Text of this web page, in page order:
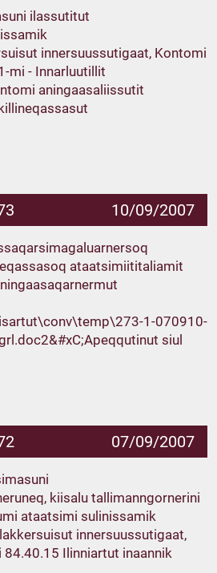
ilassutitut
innersuussutigaat, Kontomi
mi - Innarluutillit
aningaasaliissutit
10/09/2007
ataatsimiititaliamit
1-070910-
siul
07/09/2007
kiisalu tallimanngornerini
ataatsimi sulinissamik
innersuussutigaat,
Ilinniartut inaannik